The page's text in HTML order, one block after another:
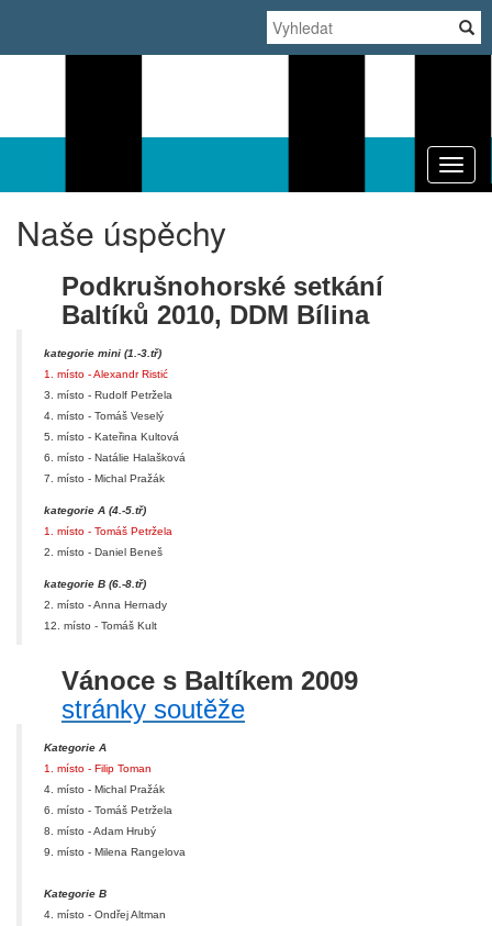
Naše úspěchy
Podkrušnohorské setkání
Baltíků 2010, DDM Bílina
kategorie mini (1.-3.tř)
1. místo - Alexandr Ristić
3. místo - Rudolf Petržela
4. místo - Tomáš Veselý
5. místo - Kateřina Kultová
6. místo - Natálie Halašková
7. místo - Michal Pražák
kategorie A (4.-5.tř)
1. místo - Tomáš Petržela
2. místo - Daniel Beneš
kategorie B (6.-8.tř)
2. místo - Anna Hernady
12. místo - Tomáš Kult
Vánoce s Baltíkem 2009
stránky soutěže
Kategorie A
1. místo - Filip Toman
4. místo - Michal Pražák
6. místo - Tomáš Petržela
8. místo - Adam Hrubý
9. místo - Milena Rangelova
Kategorie B
4. místo - Ondřej Altman